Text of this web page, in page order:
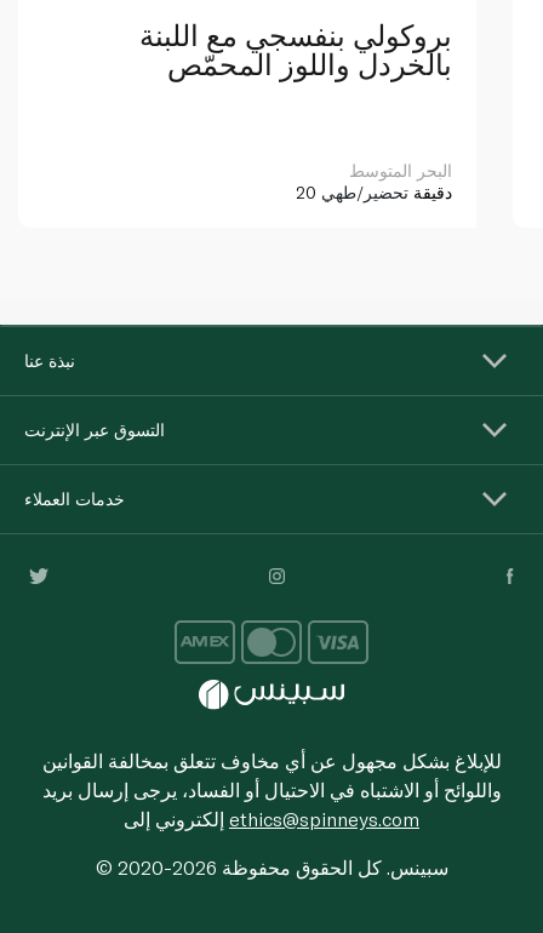
بروكولي بنفسجي مع اللبنة
بالخردل واللوز المحمّص
البحر المتوسط
20 دقيقة تحضير/طهي
نبذة عنا
التسوق عبر الإنترنت
خدمات العملاء
للإبلاغ بشكل مجهول عن أي مخاوف تتعلق بمخالفة القوانين
واللوائح أو الاشتباه في الاحتيال أو الفساد، يرجى إرسال بريد
ethics@spinneys.com
© 2020-2026 سبينس. كل الحقوق محفوظة